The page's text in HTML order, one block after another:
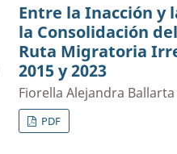
Entre la Inacción y
la Consolidación
Ruta Migratoria
2015 y 2023
Fiorella Alejandra
PDF